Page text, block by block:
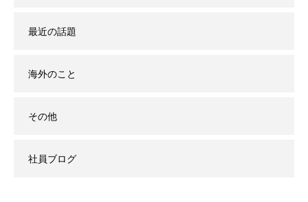
最近の話題
海外のこと
その他
社員ブログ